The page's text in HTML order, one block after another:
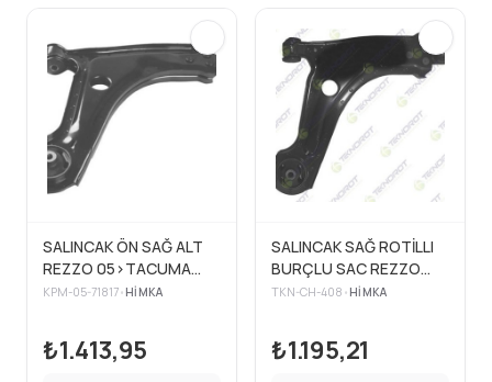
SALINCAK ÖN SAĞ ALT
REZZO 05>TACUMA
00>
KPM-05-71817• HIMKA
₺1.413,95
SALINCAK SAĞ ROTİLLI
BURÇLU SAC REZZO
U100 1.6İ 00>08>
TKN-CH-408 • HIMKA
₺1.195,21